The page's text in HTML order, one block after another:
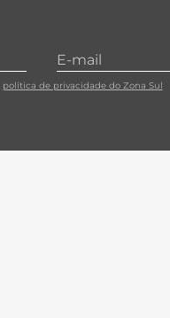
política de privacidade do Zona Sul